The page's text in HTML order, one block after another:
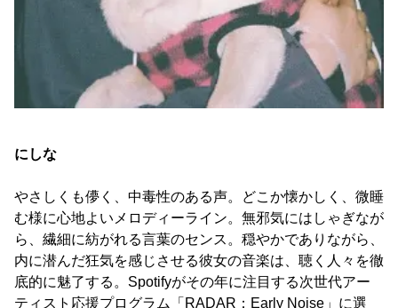
にしな
やさしくも儚く、中毒性のある声。どこか懐かしく、微睡
む様に心地よいメロディーライン。無邪気にはしゃぎなが
ら、繊細に紡がれる言葉のセンス。穏やかでありながら、
内に潜んだ狂気を感じさせる彼女の音楽は、聴く人々を徹
底的に魅了する。Spotifyがその年に注目する次世代アー
ティスト応援プログラム「RADAR：Early Noise」に選